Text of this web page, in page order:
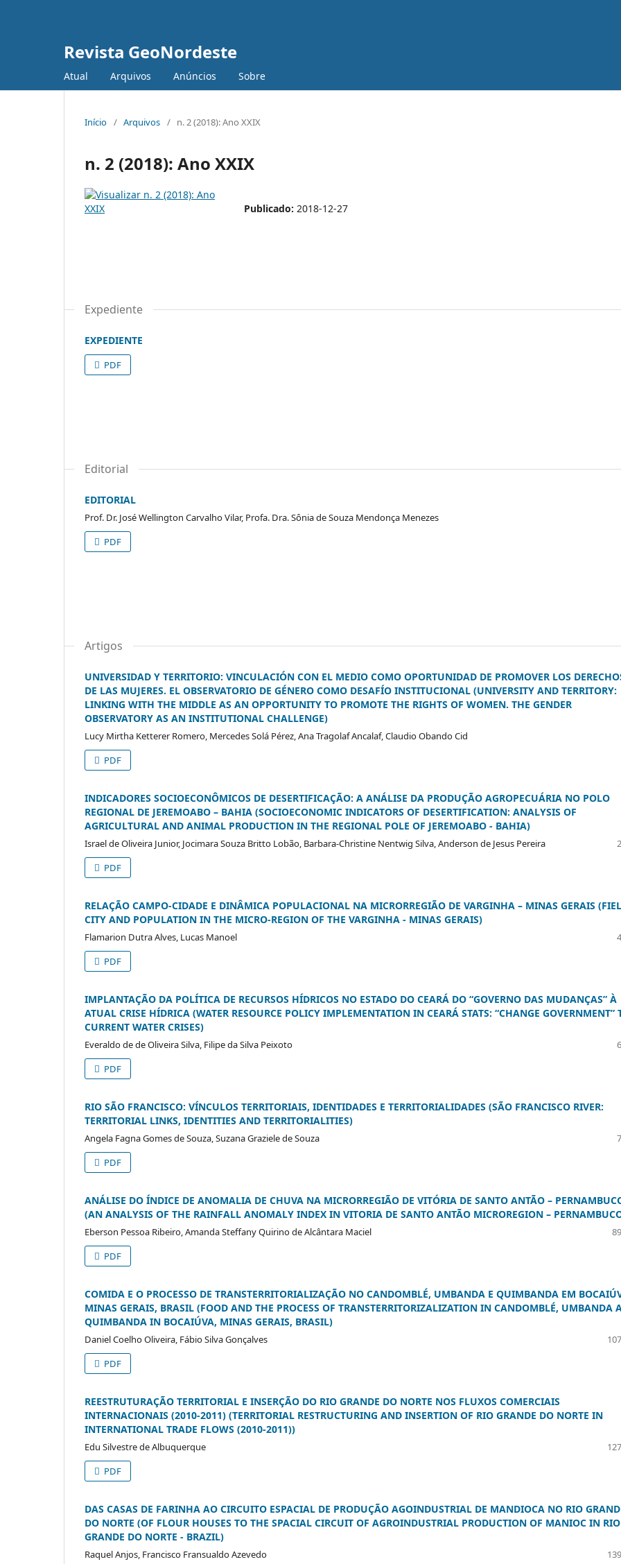
Revista GeoNordeste
Atual Arquivos Anúncios Sobre
Início / Arquivos / n. 2 (2018): Ano XXIX
n. 2 (2018): Ano XXIX
Publicado: 2018-12-27
Expediente
EXPEDIENTE
PDF
Editorial
EDITORIAL
Prof. Dr. José Wellington Carvalho Vilar, Profa. Dra. Sônia de Souza Mendonça Menezes
PDF
Artigos
UNIVERSIDAD Y TERRITORIO: VINCULACIÓN CON EL MEDIO COMO OPORTUNIDAD DE PROMOVER LOS
DE LAS MUJERES. EL OBSERVATORIO DE GÉNERO COMO DESAFÍO INSTITUCIONAL (UNIVERSITY AND TERRITORY:
LINKING WITH THE MIDDLE AS AN OPPORTUNITY TO PROMOTE THE RIGHTS OF WOMEN. THE GENDER
OBSERVATORY AS AN INSTITUTIONAL CHALLENGE)
Lucy Mirtha Ketterer Romero, Mercedes Solá Pérez, Ana Tragolaf Ancalaf, Claudio Obando Cid
PDF
INDICADORES SOCIOECONÔMICOS DE DESERTIFICAÇÃO: A ANÁLISE DA PRODUÇÃO AGROPECUÁRIA NO POLO
REGIONAL DE JEREMOABO – BAHIA (SOCIOECONOMIC INDICATORS OF DESERTIFICATION: ANALYSIS OF
AGRICULTURAL AND ANIMAL PRODUCTION IN THE REGIONAL POLE OF JEREMOABO - BAHIA)
Israel de Oliveira Junior, Jocimara Souza Britto Lobão, Barbara-Christine Nentwig Silva, Anderson de Jesus Pereira
PDF
RELAÇÃO CAMPO-CIDADE E DINÂMICA POPULACIONAL NA MICRORREGIÃO DE VARGINHA – MINAS GERAIS
CITY AND POPULATION IN THE MICRO-REGION OF THE VARGINHA - MINAS GERAIS)
Flamarion Dutra Alves, Lucas Manoel
PDF
IMPLANTAÇÃO DA POLÍTICA DE RECURSOS HÍDRICOS NO ESTADO DO CEARÁ DO “GOVERNO DAS MUDANÇAS” À
ATUAL CRISE HÍDRICA (WATER RESOURCE POLICY IMPLEMENTATION IN CEARÁ STATS: “CHANGE GOVERNMENT”
CURRENT WATER CRISES)
Everaldo de de Oliveira Silva, Filipe da Silva Peixoto
PDF
RIO SÃO FRANCISCO: VÍNCULOS TERRITORIAIS, IDENTIDADES E TERRITORIALIDADES (SÃO FRANCISCO RIVER:
TERRITORIAL LINKS, IDENTITIES AND TERRITORIALITIES)
Angela Fagna Gomes de Souza, Suzana Graziele de Souza
PDF
ANÁLISE DO ÍNDICE DE ANOMALIA DE CHUVA NA MICRORREGIÃO DE VITÓRIA DE SANTO ANTÃO –
(AN ANALYSIS OF THE RAINFALL ANOMALY INDEX IN VITORIA DE SANTO ANTÃO MICROREGION –
Eberson Pessoa Ribeiro, Amanda Steffany Quirino de Alcântara Maciel
PDF
COMIDA E O PROCESSO DE TRANSTERRITORIALIZAÇÃO NO CANDOMBLÉ, UMBANDA E QUIMBANDA EM
MINAS GERAIS, BRASIL (FOOD AND THE PROCESS OF TRANSTERRITORIZALIZATION IN CANDOMBLÉ, UMBANDA
QUIMBANDA IN BOCAIÚVA, MINAS GERAIS, BRASIL)
Daniel Coelho Oliveira, Fábio Silva Gonçalves
PDF
REESTRUTURAÇÃO TERRITORIAL E INSERÇÃO DO RIO GRANDE DO NORTE NOS FLUXOS COMERCIAIS
INTERNACIONAIS (2010-2011) (TERRITORIAL RESTRUCTURING AND INSERTION OF RIO GRANDE DO NORTE IN
INTERNATIONAL TRADE FLOWS (2010-2011))
Edu Silvestre de Albuquerque
PDF
DAS CASAS DE FARINHA AO CIRCUITO ESPACIAL DE PRODUÇÃO AGOINDUSTRIAL DE MANDIOCA NO RIO
DO NORTE (OF FLOUR HOUSES TO THE SPACIAL CIRCUIT OF AGROINDUSTRIAL PRODUCTION OF MANIOC IN RIO
GRANDE DO NORTE - BRAZIL)
Raquel Anjos, Francisco Fransualdo Azevedo